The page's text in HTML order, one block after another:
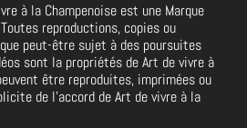
à la Champenoise est une Marque
reproductions, copies ou
peut-être sujet à des poursuites
sont la propriétés de Art de vivre à
être reproduites, imprimées ou
de l’accord de Art de vivre à la